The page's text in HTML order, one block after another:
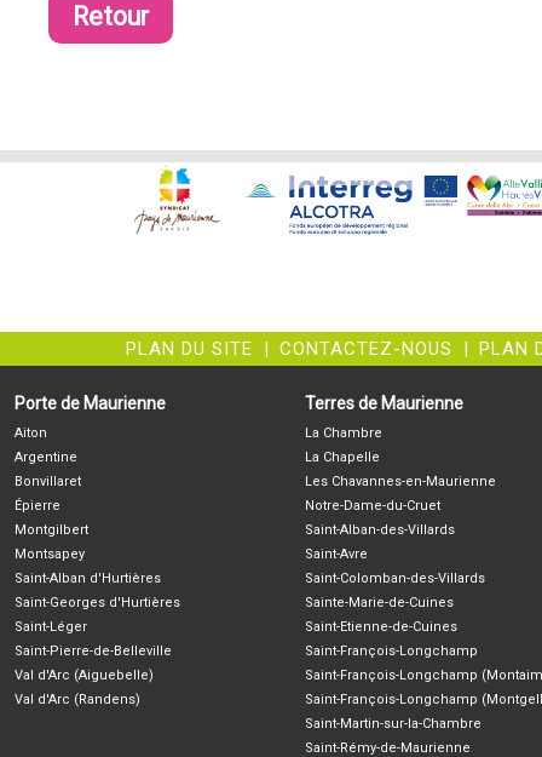
Retour
PLAN DU SITE | CONTACTEZ-NOUS | PLAN
Porte de Maurienne
Aiton
Argentine
Bonvillaret
Épierre
Montgilbert
Montsapey
Saint-Alban d'Hurtières
Saint-Georges d'Hurtières
Saint-Léger
Saint-Pierre-de-Belleville
Val d'Arc (Aiguebelle)
Val d'Arc (Randens)
Terres de Maurienne
La Chambre
La Chapelle
Les Chavannes-en-Maurienne
Notre-Dame-du-Cruet
Saint-Alban-des-Villards
Saint-Avre
Saint-Colomban-des-Villards
Sainte-Marie-de-Cuines
Saint-Etienne-de-Cuines
Saint-François-Longchamp
Saint-François-Longchamp
Saint-François-Longchamp
Saint-Martin-sur-la-Chambre
Saint-Rémy-de-Maurienne